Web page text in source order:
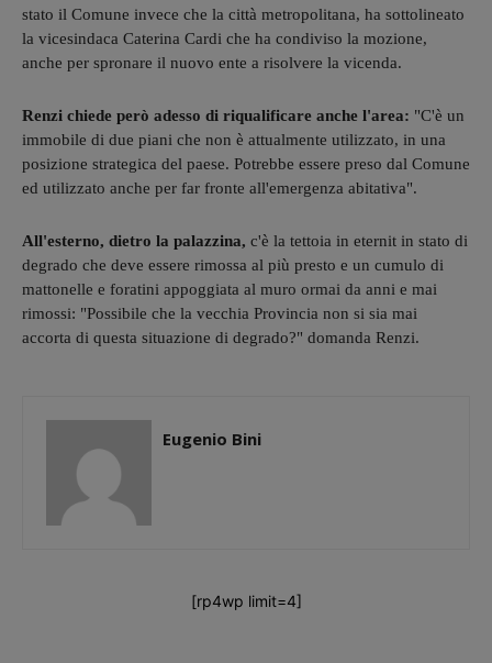
stato il Comune invece che la città metropolitana, ha sottolineato
la vicesindaca Caterina Cardi che ha condiviso la mozione,
anche per spronare il nuovo ente a risolvere la vicenda.
Renzi chiede però adesso di riqualificare anche l'area: "C'è un
immobile di due piani che non è attualmente utilizzato, in una
posizione strategica del paese. Potrebbe essere preso dal Comune
ed utilizzato anche per far fronte all'emergenza abitativa".
All'esterno, dietro la palazzina, c'è la tettoia in eternit in stato di
degrado che deve essere rimossa al più presto e un cumulo di
mattonelle e foratini appoggiata al muro ormai da anni e mai
rimossi: "Possibile che la vecchia Provincia non si sia mai
accorta di questa situazione di degrado?" domanda Renzi.
Eugenio Bini
[rp4wp limit=4]